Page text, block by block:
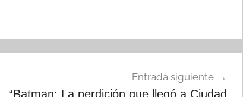
Entrada siguiente
“Batman: La perdición que llegó a Ciudad